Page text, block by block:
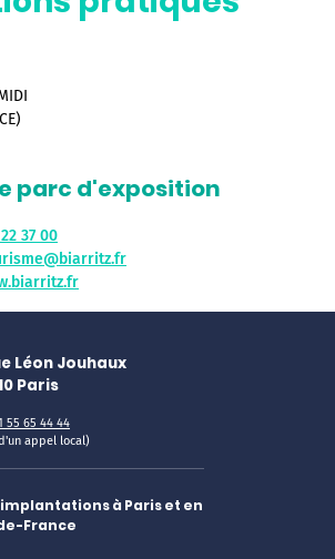
parc d'exposition
37 00
Léon Jouhaux
Paris
55 65 44 44
appel local)
implantations à Paris et en
France